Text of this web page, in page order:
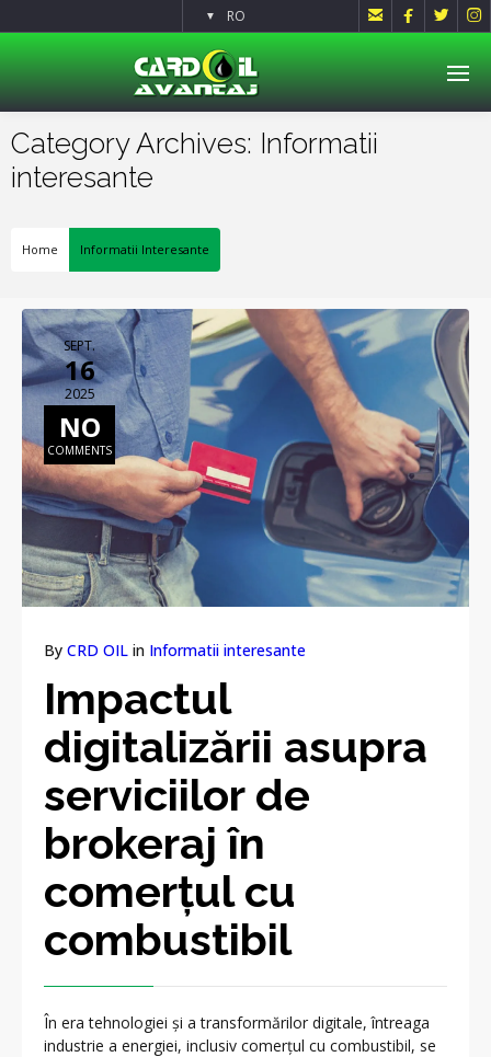
RO
▼    
Category Archives: Informatii
interesante
Home Informatii Interesante
SEPT.
16
2025
NO
COMMENTS
By CRD OIL in Informatii interesante
Impactul
digitalizării asupra
serviciilor de
brokeraj în
comerțul cu
combustibil
În era tehnologiei și a transformărilor digitale, întreaga
industrie a energiei, inclusiv comerțul cu combustibil, se